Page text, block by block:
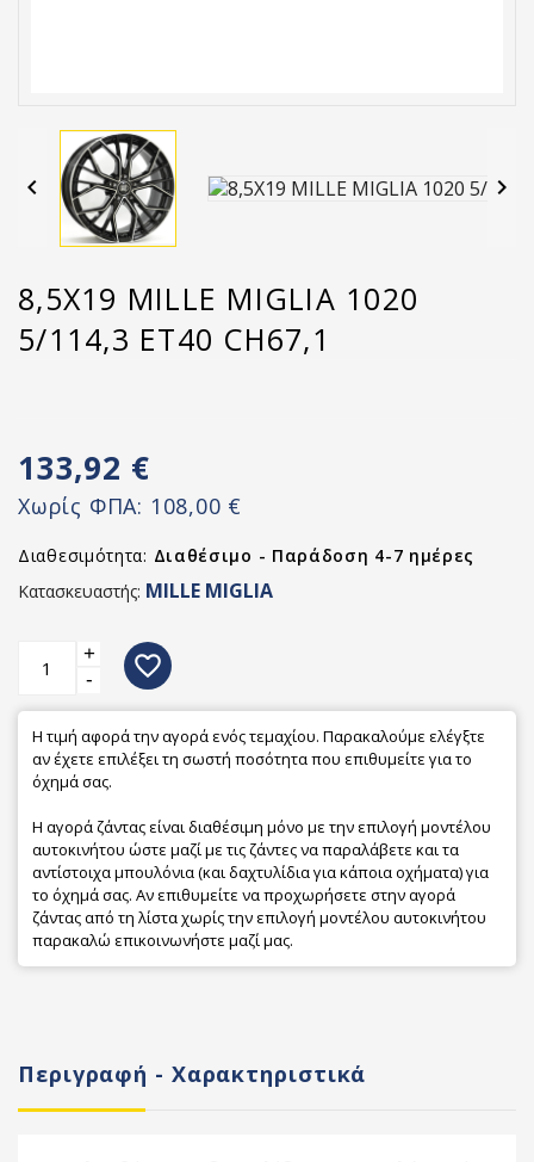
 
8,5X19 MILLE MIGLIA 1020
5/114,3 ET40 CH67,1
133,92 €
Χωρίς ΦΠΑ: 108,00 €
Διαθεσιμότητα: Διαθέσιμο - Παράδοση 4-7 ημέρες
Κατασκευαστής: MILLE MIGLIA
+
-
favorite_border
Η τιμή αφορά την αγορά ενός τεμαχίου. Παρακαλούμε ελέγξτε
αν έχετε επιλέξει τη σωστή ποσότητα που επιθυμείτε για το
όχημά σας.
Η αγορά ζάντας είναι διαθέσιμη μόνο με την επιλογή μοντέλου
αυτοκινήτου ώστε μαζί με τις ζάντες να παραλάβετε και τα
αντίστοιχα μπουλόνια (και δαχτυλίδια για κάποια οχήματα) για
το όχημά σας. Αν επιθυμείτε να προχωρήσετε στην αγορά
ζάντας από τη λίστα χωρίς την επιλογή μοντέλου αυτοκινήτου
παρακαλώ επικοινωνήστε μαζί μας.
Περιγραφή - Χαρακτηριστικά